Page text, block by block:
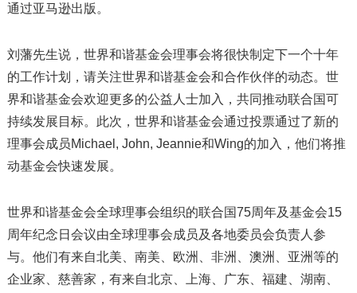
通过亚马逊出版。
刘藩先生说，世界和谐基金会理事会将很快制定下一个十年
的工作计划，请关注世界和谐基金会和合作伙伴的动态。世
界和谐基金会欢迎更多的公益人士加入，共同推动联合国可
持续发展目标。此次，世界和谐基金会通过投票通过了新的
理事会成员Michael, John, Jeannie和Wing的加入，他们将推
动基金会快速发展。
世界和谐基金会全球理事会组织的联合国75周年及基金会15
周年纪念日会议由全球理事会成员及各地委员会负责人参
与。他们有来自北美、南美、欧洲、非洲、澳洲、亚洲等的
企业家、慈善家，有来自北京、上海、广东、福建、湖南、